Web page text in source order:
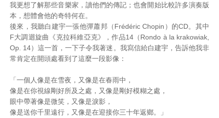
我更想了解那些音樂家，讀他們的傳記；也會開始比較許多演奏版
本，想體會他的奇特何在。
後來，我聽白建宇一張他彈蕭邦（Frédéric Chopin）的CD。其中
F大調迴旋曲《克拉科維亞克》，作品14（Rondo à la krakowiak,
Op. 14）這一首，一下子令我著迷。我寫信給白建宇，告訴他我非
常肯定在開頭處看到了這麼一段影像：
「一個人像是在雪夜，又像是在春雨中，
像是在你視線剛好所及之處，又像是剛好模糊之處，
眼中帶著像是微笑，又像是淚影，
像是送你千里遠行，又像是在迎接你三十年返鄉。」